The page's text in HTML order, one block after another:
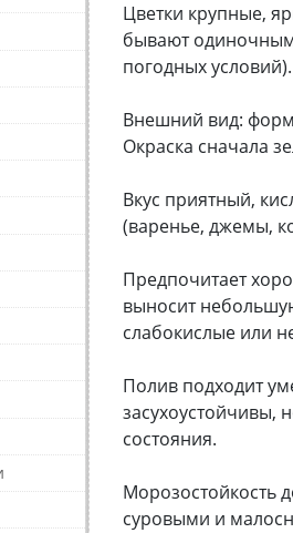
Цветки крупные,
бывают
погодных
Внешний вид:
Окраска сначала
Вкус приятный,
(варенье, джемы,
Предпочитает
выносит
слабокислые или
Полив подходит
засухоустойчивы,
состояния.
Морозостойкость
суровыми и